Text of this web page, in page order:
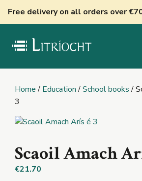
Free delivery on all orders over
Home/ Education/School books/
3
Scaoil Amach
€21.70